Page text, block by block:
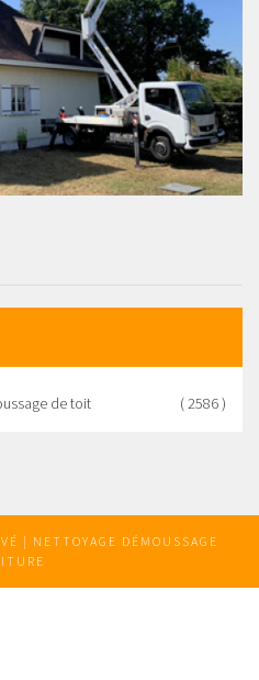
de toit ( 2586 )
| NETTOYAGE DÉMOUSSAGE